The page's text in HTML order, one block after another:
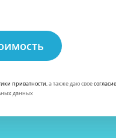
приватности, а также даю своесогласие
данных